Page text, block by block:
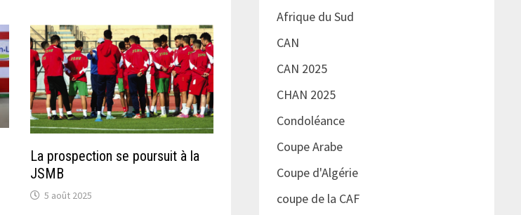
La prospection se poursuit à la
JSMB
5 août 2025
Afrique du Sud
CAN
CAN 2025
CHAN 2025
Condoléance
Coupe Arabe
Coupe d'Algérie
coupe de la CAF